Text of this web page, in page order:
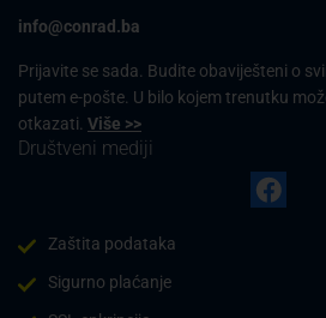
info@conrad.ba
Prijavite se sada. Budite obaviješteni o
putem e-pošte. U bilo kojem trenutku
otkazati. Više >>
Društveni mediji
Zaštita podataka
Sigurno plaćanje